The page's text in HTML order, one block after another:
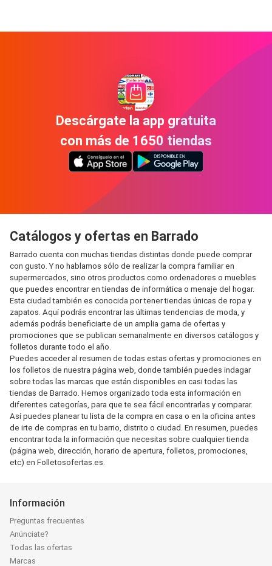
Descárgate la app gratuita
con más de 1650 tiendas
Catálogos y ofertas en Barrado
Barrado cuenta con muchas tiendas distintas donde puede comprar
con gusto. Y no hablamos sólo de realizar la compra familiar en
supermercados, sino otros productos como ordenadores o muebles
que puedes encontrar en tiendas de informática o menaje del hogar.
Esta ciudad también es conocida por tener tiendas únicas de ropa y
zapatos. Aquí podrás encontrar las últimas tendencias de moda, y
además podrás beneficiarte de un amplia gama de ofertas y
promociones que se publican semanalmente en diversos catálogos y
folletos durante todo el año.
Puedes acceder al resumen de todas estas ofertas y promociones en
los folletos de nuestra página web, donde también puedes indagar
sobre todas las marcas que están disponibles en casi todas las
tiendas de Barrado. Hemos organizado toda esta información en
diferentes categorías, para que te sea fácil encontrarlas y comparar.
Así puedes planear tu lista de la compra en casa o en la oficina antes
de irte de compras en tu barrio, distrito o ciudad. En resumen, puedes
encontrar toda la información que necesitas sobre cualquier tienda
(página web, dirección, horario de apertura, folletos, promociones,
etc) en Folletosofertas.es.
Información
Preguntas frecuentes
Anúnciate?
Todas las ofertas
Marcas